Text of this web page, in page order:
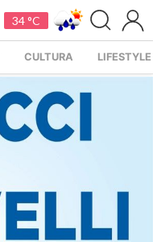
34 °C
CULTURA LIFESTYLE